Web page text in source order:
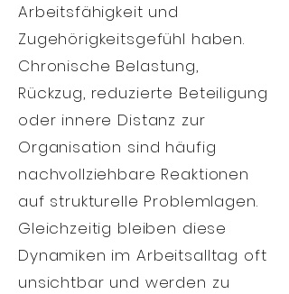
Arbeitsfähigkeit und
Zugehörigkeitsgefühl haben.
Chronische Belastung,
Rückzug, reduzierte Beteiligung
oder innere Distanz zur
Organisation sind häufig
nachvollziehbare Reaktionen
auf strukturelle Problemlagen.
Gleichzeitig bleiben diese
Dynamiken im Arbeitsalltag oft
unsichtbar und werden zu